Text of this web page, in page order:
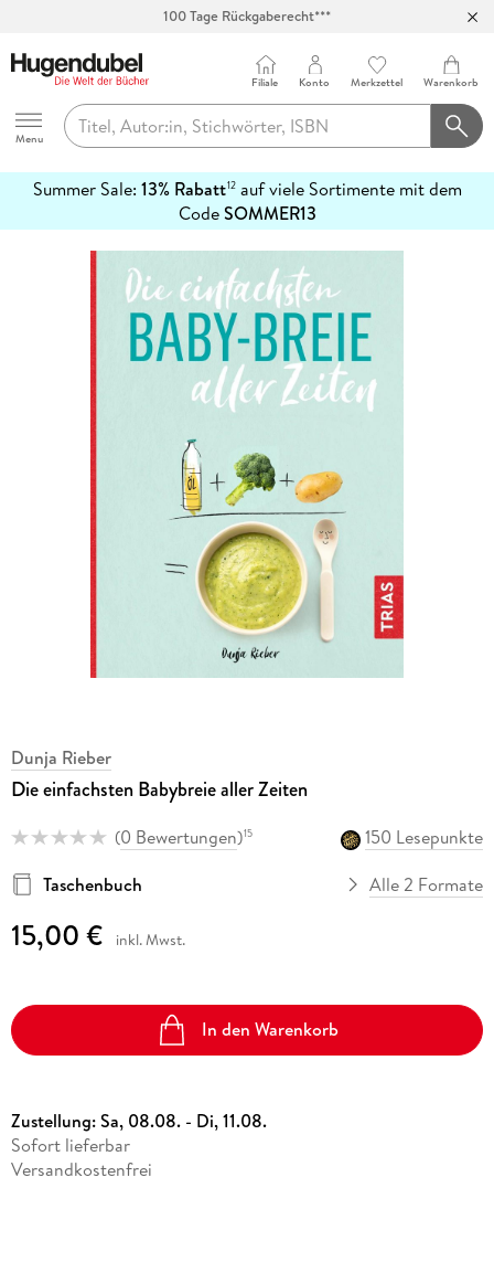
100 Tage Rückgaberecht***
Hugendubel
Menu
Filiale Konto Merkzettel Warenkorb
Summer Sale: 13% Rabatt12auf viele Sortimente mit dem
CodeSOMMER13
erfahren
Dunja Rieber
Die einfachsten Babybreie aller Zeiten
(0 Bewertungen)15
150 Lesepunkte
Taschenbuch
Alle 2 Formate
15,00 € inkl. Mwst.
In den Warenkorb
Zustellung:Sa, 08.08. - Di, 11.08.
Sofort lieferbar
Versandkostenfrei